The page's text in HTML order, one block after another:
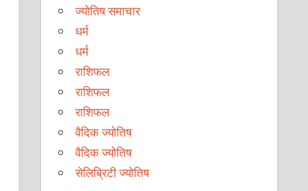
ज्योतिष समाचार
धर्म
धर्म
राशिफल
राशिफल
राशिफल
वैदिक ज्योतिष
वैदिक ज्योतिष
सेलिब्रिटी ज्योतिष